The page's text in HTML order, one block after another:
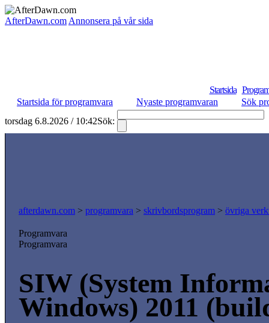
AfterDawn.com Annonsera på vår sida
Startsida
Startsida för programvara
Nyaste programvaran
Sök
torsdag 6.8.2026 / 10:42Sök:
afterdawn.com > programvara > skrivbordsprogram > övriga
Programvara
Programvara
SIW (System
Windows) 2011